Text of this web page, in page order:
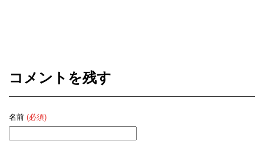
コメントを残す
名前 (必須)